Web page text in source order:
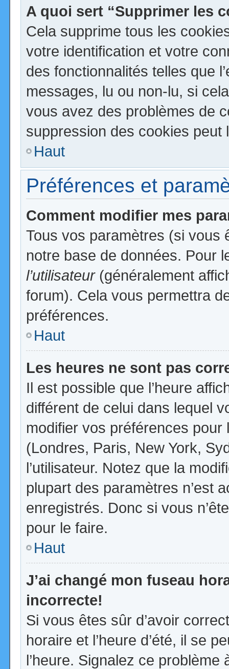
A quoi sert “Supprimer les
Cela supprime tous les
votre identification et votre
des fonctionnalités telles que
messages, lu ou non-lu, si
vous avez des problèmes de
suppression des cookies peut
Haut
Préférences et
Comment modifier mes
Tous vos paramètres (si vous
notre base de données. Pour
l’utilisateur(généralement
forum). Cela vous permettra
préférences.
Haut
Les heures ne sont pas
Il est possible que l’heure
différent de celui dans lequel
modifier vos préférences
(Londres, Paris, New York,
l’utilisateur. Notez que la
plupart des paramètres n’est
enregistrés. Donc si vous
pour le faire.
Haut
J’ai changé mon fuseau
incorrecte!
Si vous êtes sûr d’avoir
horaire et l’heure d’été, il se
l’heure. Signalez ce problème